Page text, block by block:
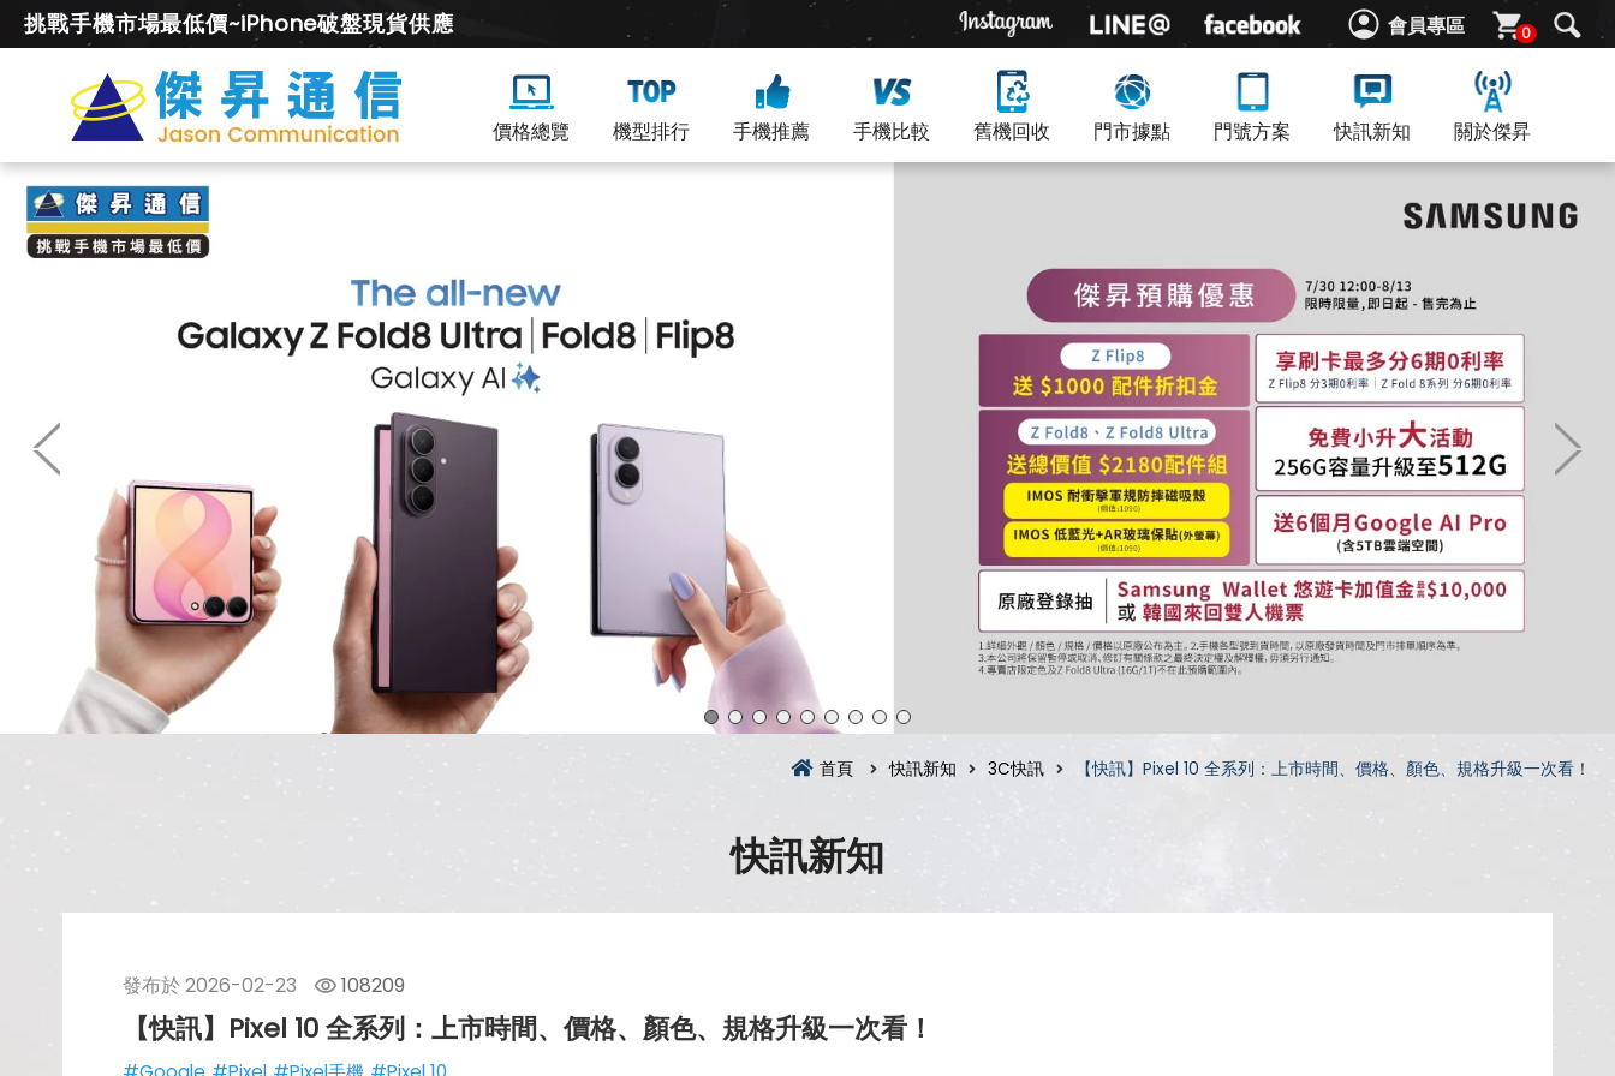
會員專區 0
挑戰手機市場最低價~iPhone破盤現貨供應
價格總覽 機型排行 手機推薦 手機比較 舊機回收 門市據點 門號方案 快訊新知 關於傑昇
首頁 快訊新知 3C快訊 【快訊】Pixel 10 全系列：上市時間、價格、顏色、規格升級一次看！
快訊新知
發布於 2026-02-23 108209
【快訊】Pixel 10 全系列：上市時間、價格、顏色、規格升級一次看！